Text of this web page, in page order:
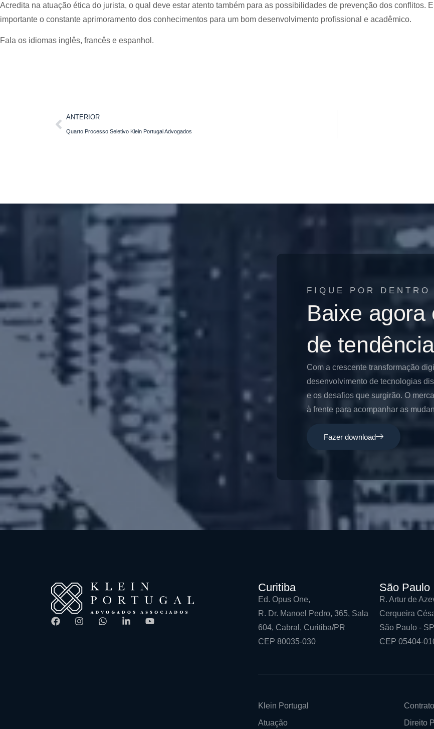
Acredita na atuação ética do jurista, o qual deve estar atento também para as possibilidades de prevenção dos conflitos.
importante o constante aprimoramento dos conhecimentos para um bom desenvolvimento profissional e acadêmico.
Fala os idiomas inglês, francês e espanhol.
ANTERIOR
Quarto Processo Seletivo Klein Portugal Advogados
FIQUE POR DENTRO
Baixe agora
de
Com a crescente transformação
desenvolvimento de tecnologias
e os desafios que surgirão. O
à frente para acompanhar as
Fazer download
Curitiba
Ed. Opus One,
R. Dr. Manoel Pedro, 365, Sala
604, Cabral, Curitiba/PR
CEP 80035-030
São Paulo
R. Artur de
Cerqueira
São Paulo - SP
CEP 05404-
Klein Portugal
Atuação
Direito